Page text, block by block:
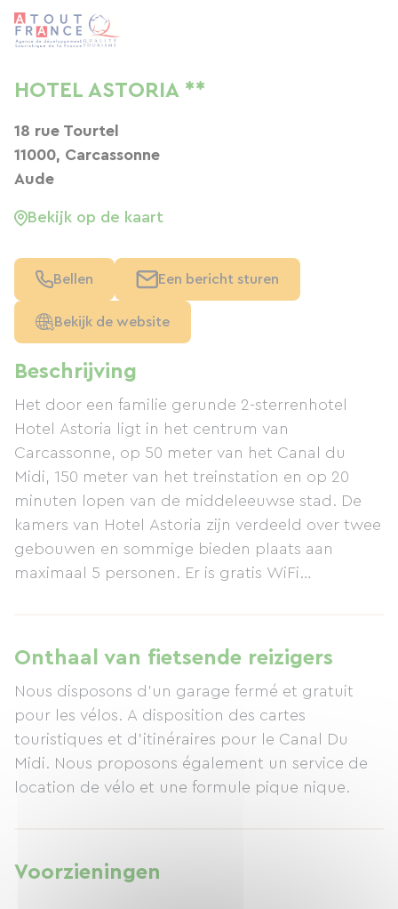
Beschrijving
Het door een familie gerunde 2-sterrenhotel
Hotel Astoria ligt in het centrum van
Carcassonne, op 50 meter van het Canal du
Midi, 150 meter van het treinstation en op 20
minuten lopen van de middeleeuwse stad. De
kamers van Hotel Astoria zijn verdeeld over twee
gebouwen en sommige bieden plaats aan
maximaal 5 personen. Er is gratis WiFi
beschikbaar tegen een toeslag en op
reservering. Parkeren in de garage is gratis voor
motoren en fietsen. Fietsen zijn ook ter plaatse
te huur.
Onthaal van fietsende reizigers
Nous disposons d'un garage fermé et gratuit
pour les vélos. A disposition des cartes
touristiques et d'itinéraires pour le Canal Du
Midi. Nous proposons également un service de
location de vélo et une formule pique nique.
Voorzieningen
HOTEL ASTORIA **
18 rue Tourtel
11000, Carcassonne
Aude
Bekijk op de kaart
Bellen Een bericht sturen
Bekijk de website